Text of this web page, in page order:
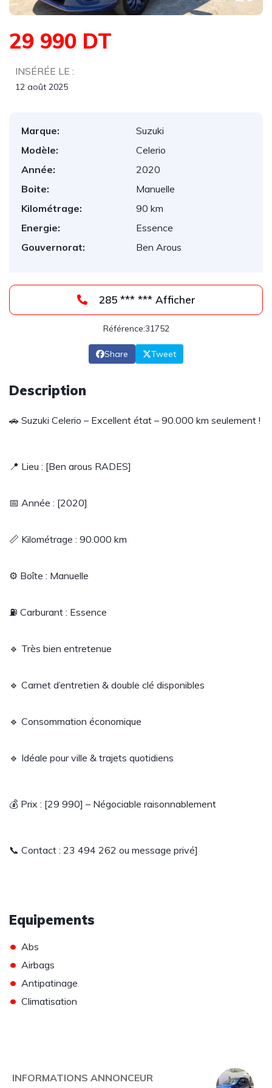
29 990 DT
INSÉRÉE LE :
12 août 2025
Marque:
Suzuki
Modèle:
Celerio
Année:
2020
Boite:
Manuelle
Kilométrage:
90 km
Energie:
Essence
Gouvernorat:
Ben Arous
285 *** *** Afficher
Référence:31752
Share Tweet
Description
🚗 Suzuki Celerio – Excellent état – 90.000 km seulement !
📍 Lieu : [Ben arous RADES]
📅 Année : [2020]
📏 Kilométrage : 90.000 km
⚙️ Boîte : Manuelle
⛽ Carburant : Essence
🔹 Très bien entretenue
🔹 Carnet d’entretien & double clé disponibles
🔹 Consommation économique
🔹 Idéale pour ville & trajets quotidiens
💰 Prix : [29 990] – Négociable raisonnablement
📞 Contact : 23 494 262 ou message privé]
Equipements
• Abs
• Airbags
• Antipatinage
• Climatisation
INFORMATIONS ANNONCEUR